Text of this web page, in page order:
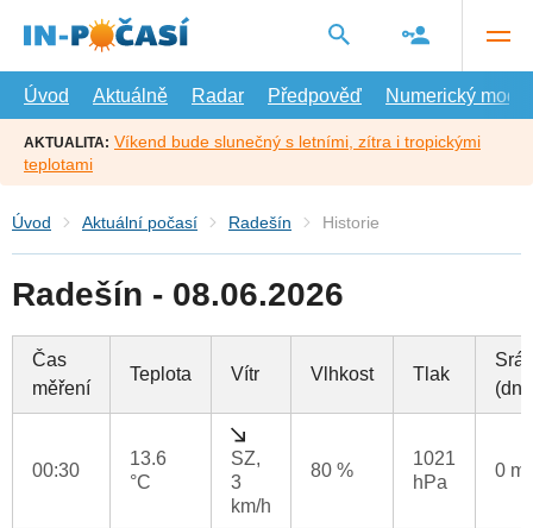
hlavní
Úvod
Aktuálně Radar Předpověď Numerický model
AKTUALITA: Víkend bude slunečný s letními, zítra i tropickými
teplotami
Úvod Aktuální počasí Radešín Historie
Radešín - 08.06.2026
Čas
měření
Teplota Vítr Vlhkost Tlak
00:30
13.6
°C
SZ,
3
km/h
80 %
1021
hPa
0